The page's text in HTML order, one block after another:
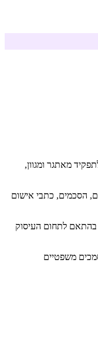
מאתגר ומגוון,
הסכמים, כתבי אישום
בהתאם לתחום העיסוק
משפטיים